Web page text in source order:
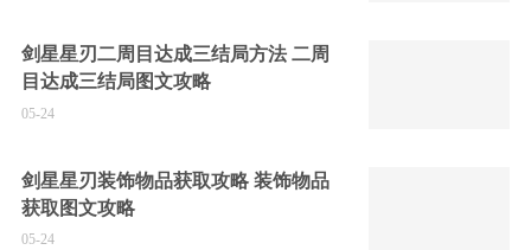
剑星星刃二周目达成三结局方法 二周
目达成三结局图文攻略
05-24
剑星星刃装饰物品获取攻略 装饰物品
获取图文攻略
05-24